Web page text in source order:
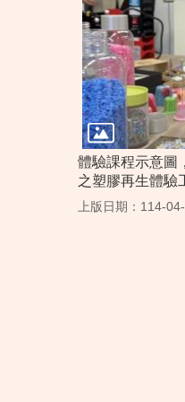
體驗課程示意圖
之塑膠再生體驗
上版日期：114-